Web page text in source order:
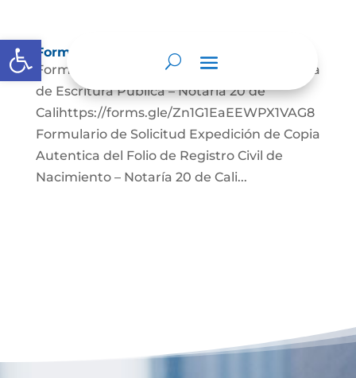
Abrir barra de herramientas
Formularios
Formulario de Solicitud Expedición de Copia
de Escritura Pública – Notaría 20 de
Calihttps://forms.gle/Zn1G1EaEEWPX1VAG8
Formulario de Solicitud Expedición de Copia
Autentica del Folio de Registro Civil de
Nacimiento – Notaría 20 de Cali...